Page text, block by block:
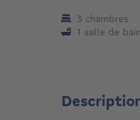
3 chambres
1 salle de